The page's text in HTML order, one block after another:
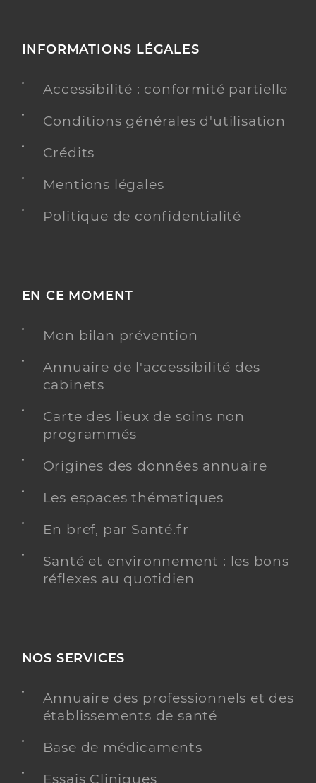
INFORMATIONS LÉGALES
Accessibilité : conformité partielle
Conditions générales d'utilisation
Crédits
Mentions légales
Politique de confidentialité
EN CE MOMENT
Mon bilan prévention
Annuaire de l'accessibilité des
cabinets
Carte des lieux de soins non
programmés
Origines des données annuaire
Les espaces thématiques
En bref, par Santé.fr
Santé et environnement : les bons
réflexes au quotidien
NOS SERVICES
Annuaire des professionnels et des
établissements de santé
Base de médicaments
Essais Cliniques